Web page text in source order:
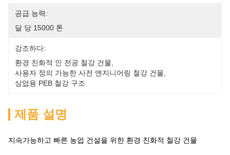
공급 능력:
달 당 15000 톤
강조하다:
환경 친화적 인 전공 철강 건물
사용자 정의 가능한 사전 엔지니어링 철강 건물
상업용 PEB 철강 구조
제품 설명
지속가능하고 빠른 농업 건설을 위한 환경 친화적 철강 건물